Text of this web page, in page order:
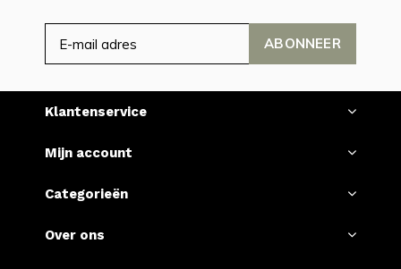
ABONNEER
Klantenservice
Mijn account
Categorieën
Over ons